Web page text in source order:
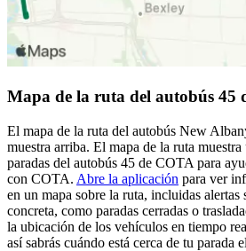
Mapa de la ruta del autobús 45
El mapa de la ruta del autobús New
muestra arriba. El mapa de la ruta
paradas del autobús 45 de COTA para
con COTA. Abre la aplicación para ver
en un mapa sobre la ruta, incluidas alertas
concreta, como paradas cerradas o
la ubicación de los vehículos en tiempo
así sabrás cuándo está cerca de tu parada